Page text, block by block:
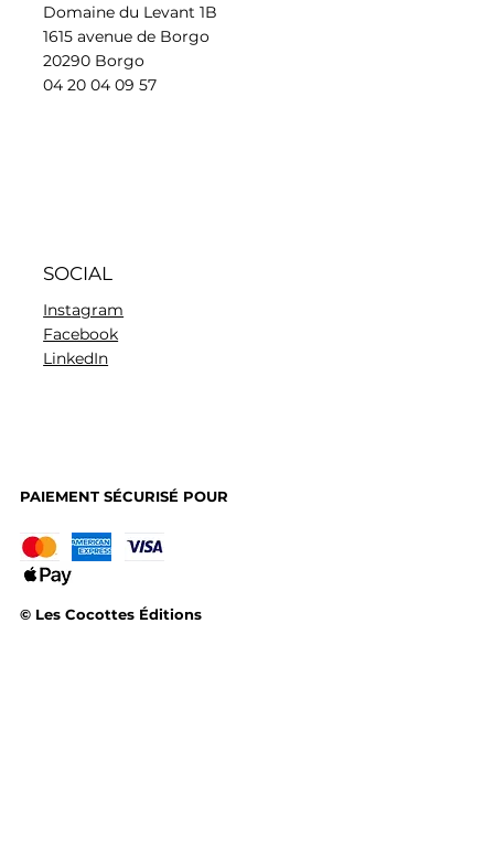
Domaine du Levant 1B
1615 avenue de Borgo
20290 Borgo
04 20 04 09 57
SOCIAL
Instagram
Facebook
LinkedIn
© Les Cocottes Éditions
PAIEMENT SÉCURISÉ POUR